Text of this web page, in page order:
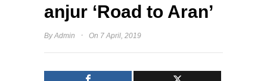
anjur ‘Road to Aran’
ByAdmin · On 7 April, 2019